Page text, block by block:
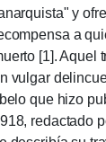
y
a
[1].Aquel
vulgar
que hizo
redactado